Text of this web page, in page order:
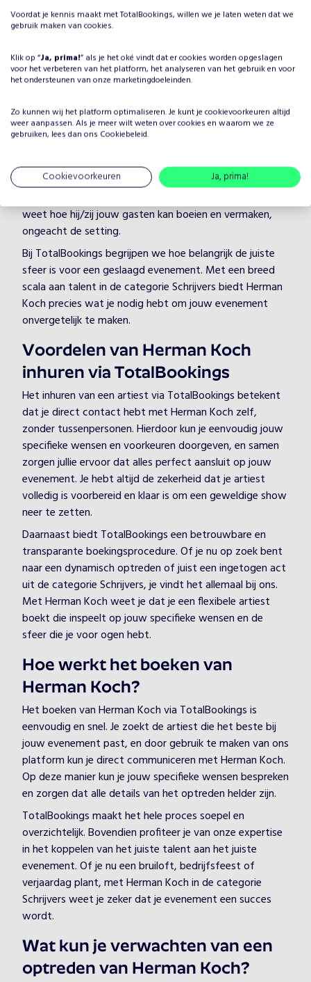
Waarom Herman Koch boeken
Het plannen van een evenement brengt veel keuzes met
zich mee, maar één ding is zeker: je wilt dat het
boeken, kies je voor een professionele artiest in de
categorie Schrijvers, die je evenement naar een hoger
weet hoe hij/zij jouw gasten kan boeien en vermaken,
ongeacht de setting.
Bij TotalBookings begrijpen we hoe belangrijk de juiste
sfeer is voor een geslaagd evenement. Met een breed
scala aan talent in de categorie Schrijvers biedt Herman
Koch precies wat je nodig hebt om jouw evenement
onvergetelijk te maken.
Voordelen van Herman Koch
inhuren via TotalBookings
Het inhuren van een artiest via TotalBookings betekent
dat je direct contact hebt met Herman Koch zelf,
zonder tussenpersonen. Hierdoor kun je eenvoudig jouw
specifieke wensen en voorkeuren doorgeven, en samen
zorgen jullie ervoor dat alles perfect aansluit op jouw
evenement. Je hebt altijd de zekerheid dat je artiest
volledig is voorbereid en klaar is om een geweldige show
neer te zetten.
Daarnaast biedt TotalBookings een betrouwbare en
transparante boekingsprocedure. Of je nu op zoek bent
naar een dynamisch optreden of juist een ingetogen act
uit de categorie Schrijvers, je vindt het allemaal bij ons.
Met Herman Koch weet je dat je een flexibele artiest
boekt die inspeelt op jouw specifieke wensen en de
sfeer die je voor ogen hebt.
Hoe werkt het boeken van
Herman Koch?
Het boeken van Herman Koch via TotalBookings is
eenvoudig en snel. Je zoekt de artiest die het beste bij
jouw evenement past, en door gebruik te maken van ons
platform kun je direct communiceren met Herman Koch.
Op deze manier kun je jouw specifieke wensen bespreken
en zorgen dat alle details van het optreden helder zijn.
TotalBookings maakt het hele proces soepel en
overzichtelijk. Bovendien profiteer je van onze expertise
in het koppelen van het juiste talent aan het juiste
evenement. Of je nu een bruiloft, bedrijfsfeest of
verjaardag plant, met Herman Koch in de categorie
Schrijvers weet je zeker dat je evenement een succes
wordt.
Wat kun je verwachten van een
optreden van Herman Koch?
Voordat je kennis maakt met TotalBookings, willen we je laten weten dat we
gebruik maken van cookies.
Klik op “Ja, prima!” als je het oké vindt dat er cookies worden opgeslagen
voor het verbeteren van het platform, het analyseren van het gebruik en voor
het ondersteunen van onze marketingdoeleinden.
Zo kunnen wij het platform optimaliseren. Je kunt je cookievoorkeuren altijd
weer aanpassen. Als je meer wilt weten over cookies en waarom we ze
gebruiken, lees dan ons Cookiebeleid.
Cookievoorkeuren Ja, prima!